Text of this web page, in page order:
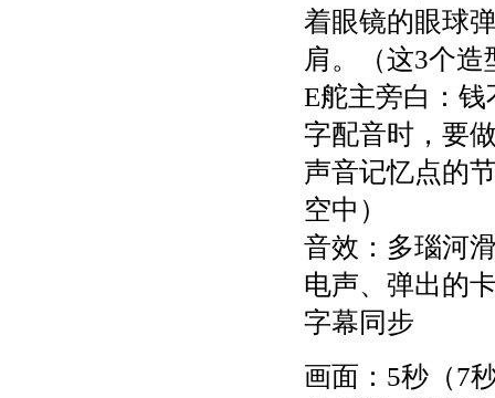
着眼镜的眼球
肩。（这3个
E舵主旁白：
字配音时，要
声音记忆点的
空中）
音效：多瑙河
电声、弹出的
字幕同步
画面：5秒（7